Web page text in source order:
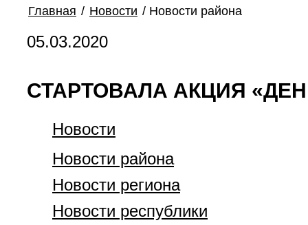
Главная / Новости / Новости района
05.03.2020
СТАРТОВАЛА АКЦИЯ
Новости
Новости района
Новости региона
Новости республики